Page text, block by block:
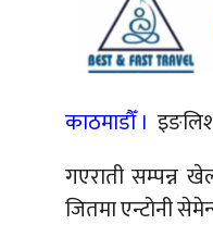
काठमाडौँ ।
गएराती सम्पन्न
जितमा एन्टोनी